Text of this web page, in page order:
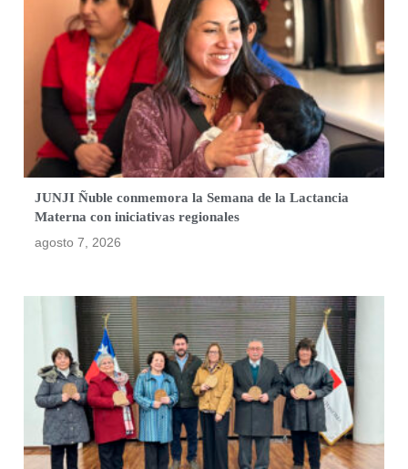
JUNJI Ñuble conmemora la Semana de la Lactancia
Materna con iniciativas regionales
agosto 7, 2026